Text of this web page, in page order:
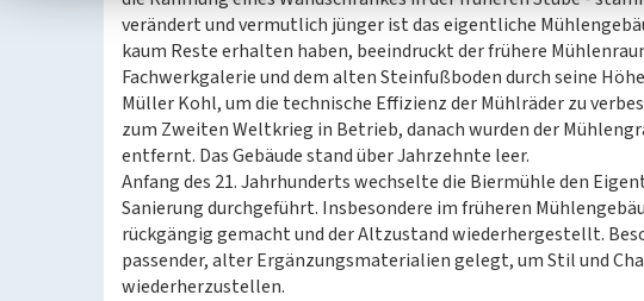
verändert und vermutlich jünger ist das eigentliche
kaum Reste erhalten haben, beeindruckt der frühere
Fachwerkgalerie und dem alten Steinfußboden durch seine
Müller Kohl, um die technische Effizienz der Mühlräder zu
zum Zweiten Weltkrieg in Betrieb, danach wurden der
entfernt. Das Gebäude stand über Jahrzehnte leer.
Anfang des 21. Jahrhunderts wechselte die Biermühle den
Sanierung durchgeführt. Insbesondere im früheren
rückgängig gemacht und der Altzustand wiederhergestellt.
passender, alter Ergänzungsmaterialien gelegt, um Stil und
wiederherzustellen.